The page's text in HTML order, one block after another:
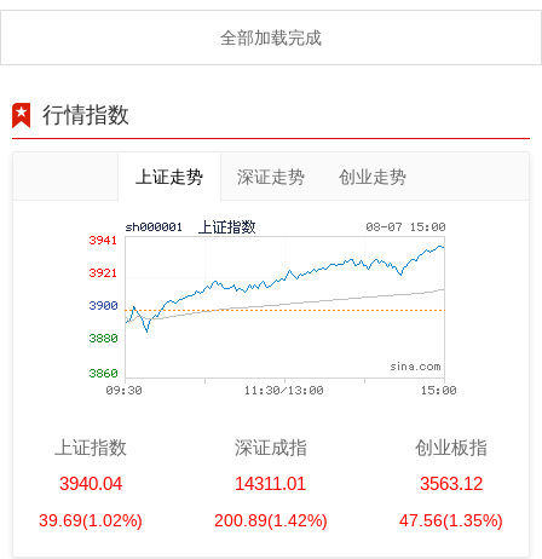
全部加载完成
行情指数
上证走势 深证走势 创业走势
上证指数
3940.04
39.69(1.02%)
深证成指
14311.01
200.89(1.42%)
创业板指
3563.12
47.56(1.35%)